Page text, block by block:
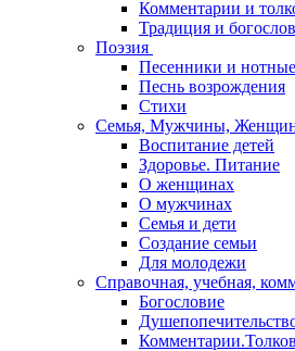
Комментарии и
Традиция и
Поэзия
Песенники и
Песнь возрождения
Стихи
Семья, Мужчины,
Воспитание детей
Здоровье. Питание
О женщинах
О мужчинах
Семья и дети
Создание семьи
Для молодежи
Справочная, учебная,
Богословие